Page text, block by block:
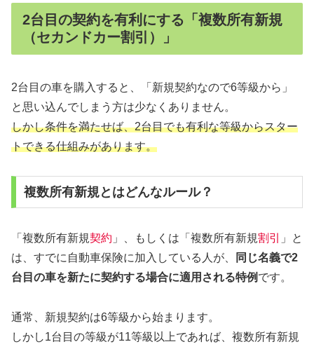
2台目の契約を有利にする「複数所有新規
（セカンドカー割引）」
2台目の車を購入すると、「新規契約なので6等級から」
と思い込んでしまう方は少なくありません。
しかし条件を満たせば、2台目でも有利な等級からスター
トできる仕組みがあります。
複数所有新規とはどんなルール？
「複数所有新規契約 」、もしくは「複数所有新規割引
」と
は、すでに自動車保険に加入している人が、
同じ名義で2
台目の車を新たに契約する場合に適用される特例 です。
通常、新規契約は6等級から始まります。
しかし1台目の等級が11等級以上であれば、複数所有新規